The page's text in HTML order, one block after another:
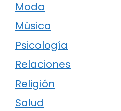
Moda
Música
Psicología
Relaciones
Religión
Salud